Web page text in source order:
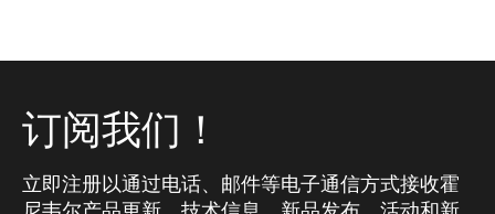
订阅我们！
立即注册以通过电话、邮件等电子通信方式接收霍